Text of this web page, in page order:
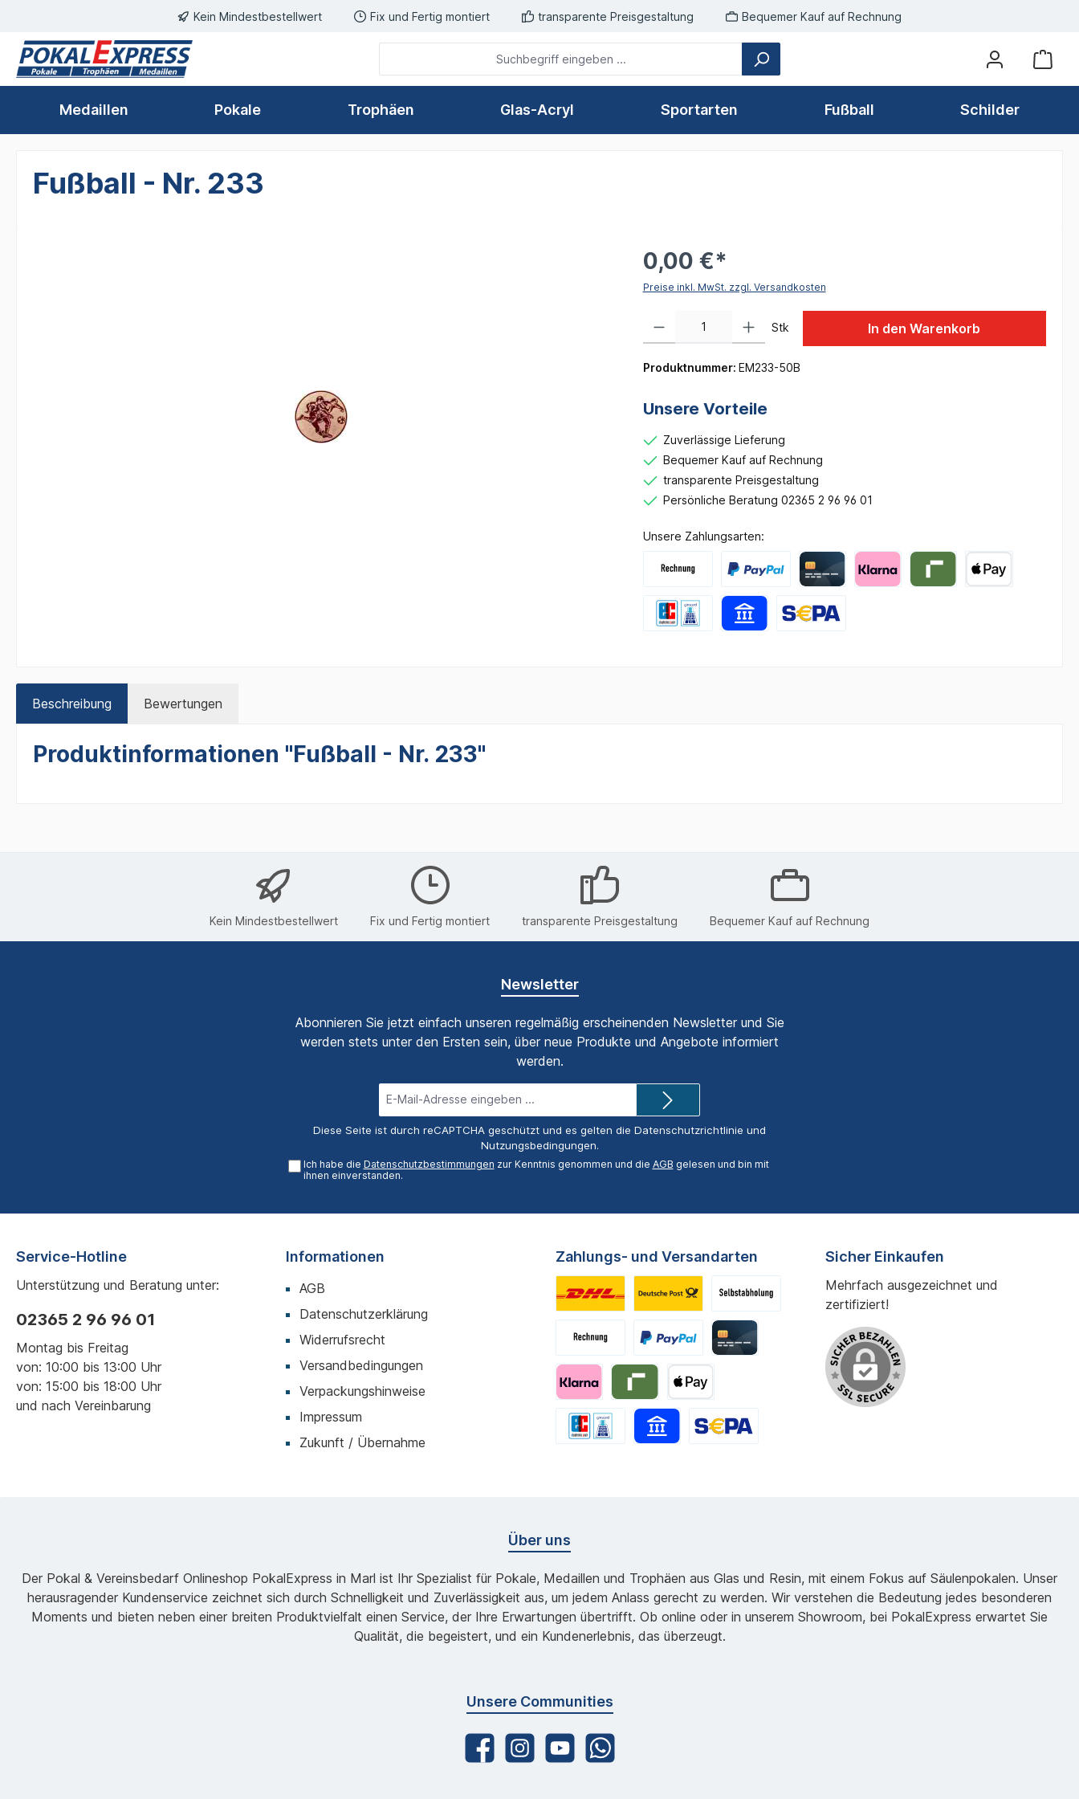
Zur Hauptnavigation springenKein Mindestbestellwert Fix und Fertig montiert transparente Preisgestaltung Bequemer Kauf auf Rechnung
Medaillen Pokale Trophäen Glas-Acryl Sportarten Fußball Schilder
Fußball - Nr. 233
0,00 €*
Preise inkl. MwSt. zzgl. Versandkosten
Stk In den Warenkorb
Produktnummer: EM233-50B
Unsere Vorteile
Zuverlässige Lieferung
Bequemer Kauf auf Rechnung
transparente Preisgestaltung
Persönliche Beratung 02365 2 96 96 01
Unsere Zahlungsarten:
Beschreibung Bewertungen
Produktinformationen "Fußball - Nr. 233"
Kein Mindestbestellwert Fix und Fertig montiert transparente Preisgestaltung Bequemer Kauf auf Rechnung
Newsletter
Abonnieren Sie jetzt einfach unseren regelmäßig erscheinenden Newsletter und Sie
werden stets unter den Ersten sein, über neue Produkte und Angebote informiert
werden.
Mail-
Adresse*
Diese Seite ist durch reCAPTCHA geschützt und es gelten die Datenschutzrichtlinie und
Nutzungsbedingungen.
Ich habe die Datenschutzbestimmungen zur Kenntnis genommen und die AGB gelesen und bin mit
ihnen einverstanden.
Service-Hotline
Unterstützung und Beratung unter:
02365 2 96 96 01
Montag bis Freitag
von: 10:00 bis 13:00 Uhr
von: 15:00 bis 18:00 Uhr
und nach Vereinbarung
Informationen
AGB
Datenschutzerklärung
Widerrufsrecht
Versandbedingungen
Verpackungshinweise
Impressum
Zukunft / Übernahme
Zahlungs- und Versandarten Sicher Einkaufen
Mehrfach ausgezeichnet und
zertifiziert!
Über uns
Der Pokal & Vereinsbedarf Onlineshop PokalExpress in Marl ist Ihr Spezialist für Pokale, Medaillen und Trophäen aus Glas und Resin, mit einem Fokus auf Säulenpokalen. Unser
herausragender Kundenservice zeichnet sich durch Schnelligkeit und Zuverlässigkeit aus, um jedem Anlass gerecht zu werden. Wir verstehen die Bedeutung jedes besonderen
Moments und bieten neben einer breiten Produktvielfalt einen Service, der Ihre Erwartungen übertrifft. Ob online oder in unserem Showroom, bei PokalExpress erwartet Sie
Qualität, die begeistert, und ein Kundenerlebnis, das überzeugt.
Unsere Communities